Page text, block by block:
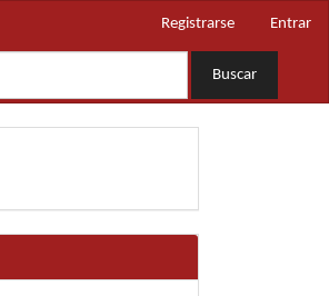
Registrarse Entrar
Buscar